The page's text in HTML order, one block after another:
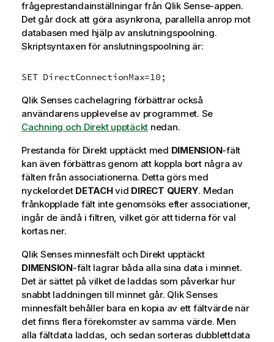
frågeprestandainställningar från Qlik Sense-appen.
Det går dock att göra asynkrona, parallella anrop mot
databasen med hjälp av anslutningspoolning.
Skriptsyntaxen för anslutningspoolning är:
SET DirectConnectionMax=10;
Qlik Senses cachelagring förbättrar också
användarens upplevelse av programmet. Se
Cachning och Direkt upptäckt nedan.
Prestanda för Direkt upptäcktmed DIMENSION-fält
kan även förbättras genom att koppla bort några av
fälten från associationerna. Detta görs med
nyckelordet DETACHvid DIRECT QUERY. Medan
frånkopplade fält inte genomsöks efter associationer,
ingår de ändå i filtren, vilket gör att tiderna för val
kortas ner.
Qlik Senses minnesfält och Direkt upptäckt
DIMENSION-fält lagrar båda alla sina data i minnet.
Det är sättet på vilket de laddas som påverkar hur
snabbt laddningen till minnet går. Qlik Senses
minnesfält behåller bara en kopia av ett fältvärde när
det finns flera förekomster av samma värde. Men
alla fältdata laddas, och sedan sorteras dubblettdata